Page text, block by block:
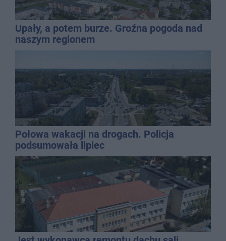
Upały, a potem burze. Groźna pogoda nad
naszym regionem
Połowa wakacji na drogach. Policja
podsumowała lipiec